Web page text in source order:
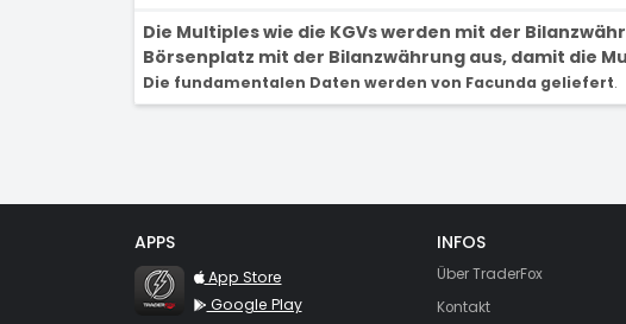
Die Multiples wie die KGVs werden mit der
Börsenplatz mit der Bilanzwährung aus, damit die
Die fundamentalen Daten werden von Facunda geliefert.
APPS
TraderFox Flash
App Store
Google Play
INFOS
Über TraderFox
Kontakt